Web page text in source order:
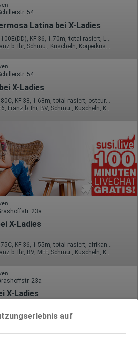
auf
54
Latina bei X-Ladies
ZK, AV, Franz b. Ihr, Schmu., Kuscheln, Körperküs., EL, Mast.
54
X-Ladies
38 Jahre, 80C, KF 38, 1.68m, total rasiert, osteuropäisch
ZK, 69, GF6, Franz b. Ihr, BV, Schmu., Kuscheln, Körperküs.
23a
X-Ladies
27 Jahre, 75C, KF 36, 1.55m, total rasiert, afrikanisch
ZK, 69, Franz b. Ihr, BV, MFF, Schmu., Kuscheln, Körperküs.
23a
X-Ladies